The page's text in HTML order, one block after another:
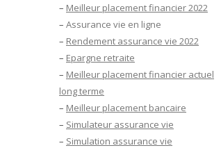
– Meilleur placement financier 2022
– Assurance vie en ligne
– Rendement assurance vie 2022
– Epargne retraite
– Meilleur placement financier actuel
long terme
– Meilleur placement bancaire
– Simulateur assurance vie
– Simulation assurance vie